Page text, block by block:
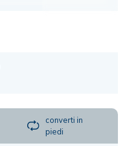
converti in
piedi